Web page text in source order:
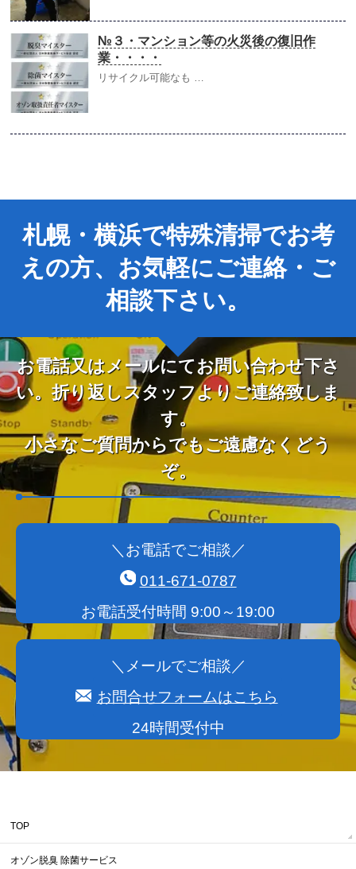
№３・マンション等の火災後の復旧作
業・・・・
リサイクル可能なも …
札幌・横浜で特殊清掃でお考
えの方、お気軽にご連絡・ご
相談下さい。
お電話又はメールにてお問い合わせ下さ
い。折り返しスタッフよりご連絡致しま
す。
小さなご質問からでもご遠慮なくどう
ぞ。
＼お電話でご相談／
011-671-0787
お電話受付時間 9:00～19:00
＼メールでご相談／
お問合せフォームはこちら
24時間受付中
TOP
オゾン脱臭 除菌サービス